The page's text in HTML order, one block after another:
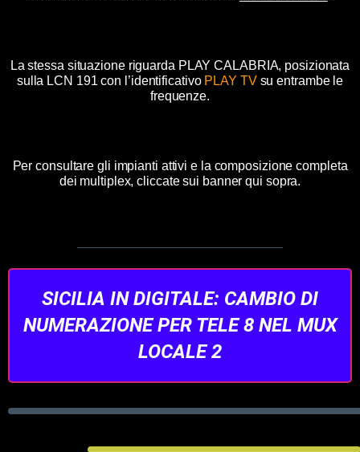
La stessa situazione riguarda PLAY CALABRIA, posizionata
sulla LCN 191 con l’identificativo PLAY TVsu entrambe le
frequenze.
Per consultare gli impianti attivi e la composizione completa
dei multiplex, cliccate sui banner qui sopra.
SICILIA IN DIGITALE: CAMBIO DI
NUMERAZIONE PER TELE 8 NEL MUX
LOCALE 2